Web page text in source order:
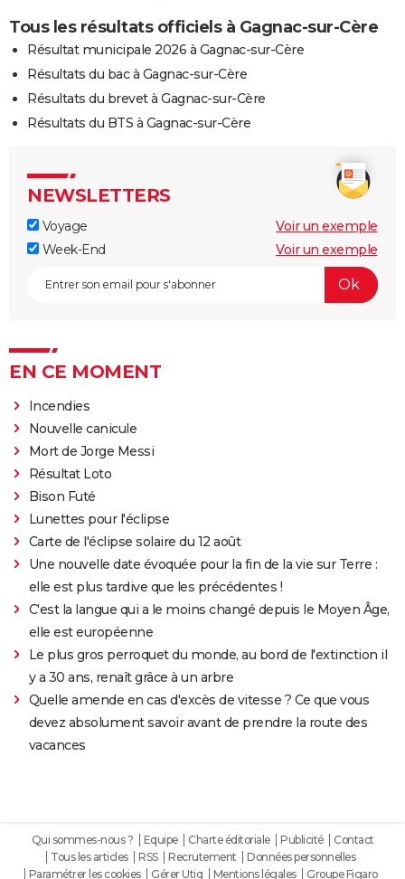
Tous les résultats officiels à Gagnac-sur-Cère
Résultat municipale 2026 à Gagnac-sur-Cère
Résultats du bac à Gagnac-sur-Cère
Résultats du brevet à Gagnac-sur-Cère
Résultats du BTS à Gagnac-sur-Cère
NEWSLETTERS
Voyage
Voir un exemple
Week-End
Voir un exemple
EN CE MOMENT
Incendies
Nouvelle canicule
Mort de Jorge Messi
Résultat Loto
Bison Futé
Lunettes pour l'éclipse
Carte de l'éclipse solaire du 12 août
Une nouvelle date évoquée pour la fin de la vie sur Terre :
elle est plus tardive que les précédentes !
C'est la langue qui a le moins changé depuis le Moyen Âge,
elle est européenne
Le plus gros perroquet du monde, au bord de l'extinction il
y a 30 ans, renaît grâce à un arbre
Quelle amende en cas d'excès de vitesse ? Ce que vous
devez absolument savoir avant de prendre la route des
vacances
Qui sommes-nous ? Equipe Charte éditoriale Publicité
Contact
Tous les articles
RSS Recrutement
Données personnelles
Paramétrer les cookies
Gérer Utiq Mentions légales Groupe Figaro